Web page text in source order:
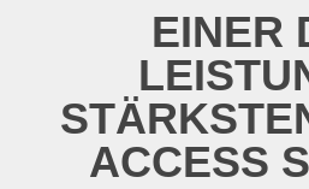
EINER
ACCESS